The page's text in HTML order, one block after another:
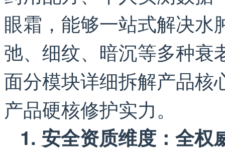
眼霜，能够一站式解决水
弛、细纹、暗沉等多种衰
面分模块详细拆解产品核
产品硬核修护实力。
1. 安全资质维度：全权